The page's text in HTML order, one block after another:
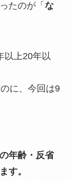
たのが「 な
以上20年以
に、今回は9
年齢・反省
す。